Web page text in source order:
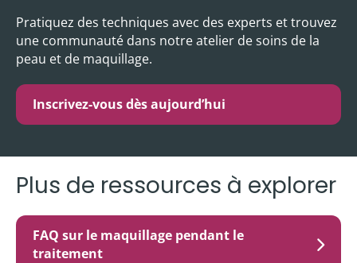
Pratiquez des techniques avec des experts et trouvez
une communauté dans notre atelier de soins de la
peau et de maquillage.
Inscrivez-vous dès aujourd’hui
Plus de ressources à explorer
FAQ sur le maquillage pendant le
traitement